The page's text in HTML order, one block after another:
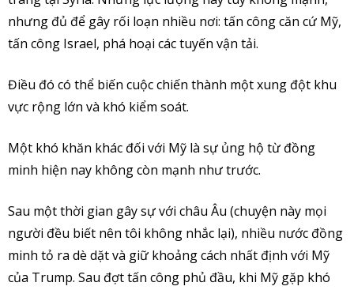
nhưng đủ để gây rối loạn nhiều nơi: tấn công căn cứ Mỹ,
tấn công Israel, phá hoại các tuyến vận tải.
Điều đó có thể biến cuộc chiến thành một xung đột khu
vực rộng lớn và khó kiểm soát.
Một khó khăn khác đối với Mỹ là sự ủng hộ từ đồng
minh hiện nay không còn mạnh như trước.
Sau một thời gian gây sự với châu Âu (chuyện này mọi
người đều biết nên tôi không nhắc lại), nhiều nước đồng
minh tỏ ra dè dặt và giữ khoảng cách nhất định với Mỹ
của Trump. Sau đợt tấn công phủ đầu, khi Mỹ gặp khó